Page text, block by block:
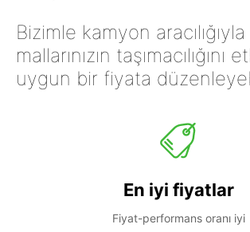
Bizimle kamyon aracılığıyla
mallarınızın taşımacılığını
uygun bir fiyata
En iyi fiyatlar
Fiyat-performans oranı iyi